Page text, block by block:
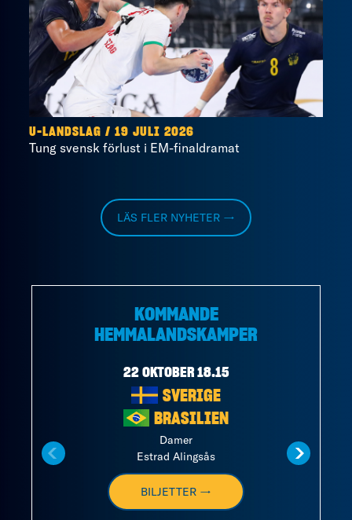
U-LANDSLAG / 19 JULI 2026
Tung svensk förlust i EM-finaldramat
LÄS FLER NYHETER →
KOMMANDE
HEMMALANDSKAMPER
22 OKTOBER 18.15
SVERIGE
BRASILIEN
Damer
Estrad Alingsås
BILJETTER →